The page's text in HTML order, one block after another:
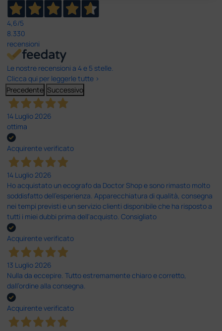
4,6/5
8.330
recensioni
Le nostre recensioni a 4 e 5 stelle.
Clicca qui per leggerle tutte >
Precedente Successivo
14 Luglio 2026
ottima
Acquirente verificato
14 Luglio 2026
Ho acquistato un ecografo da Doctor Shop e sono rimasto molto
soddisfatto dell'esperienza. Apparecchiatura di qualità, consegna
nei tempi previsti e un servizio clienti disponibile che ha risposto a
tutti i miei dubbi prima dell'acquisto. Consigliato
Acquirente verificato
13 Luglio 2026
Nulla da eccepire. Tutto estremamente chiaro e corretto,
dall’ordine alla consegna.
Acquirente verificato